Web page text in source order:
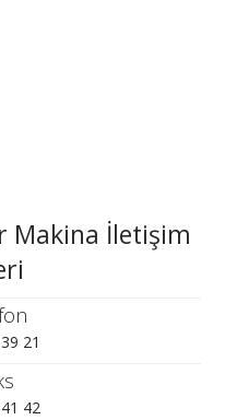
Makina İletişim
21
42